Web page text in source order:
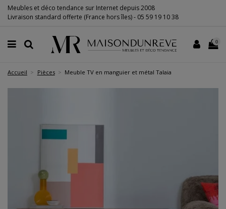
Meubles et déco tendance sur Internet depuis 2008
Livraison standard offerte (France hors îles) - 05 59 19 10 38
0
Accueil Pièces Meuble TV en manguier et métal Talaia